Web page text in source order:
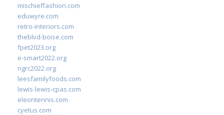
mischieffashion.com
eduwyre.com
retro-interiors.com
theblvd-boise.com
fpet2023.org
e-smart2022.org
ngrc2022.org
leesfamilyfoods.com
lewis-lewis-cpas.com
eleontennis.com
cyetus.com